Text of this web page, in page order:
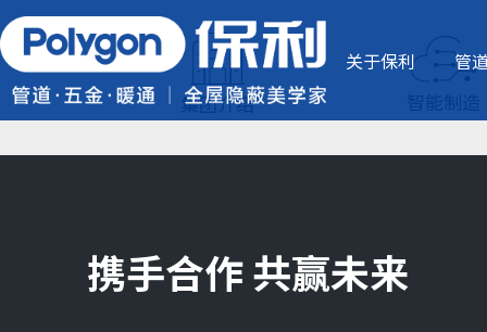
关于保利 管
集团介绍
携手合作 共赢未来